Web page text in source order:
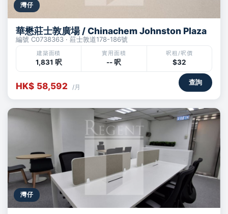
灣仔
華懋莊士敦廣場 / Chinachem Johnston Plaza
編號 C0738363 · 莊士敦道178-186號
建築面積
1,831 呎
實用面積
-- 呎
呎租/呎價
$32
HK$ 58,592 /月
查詢
灣仔